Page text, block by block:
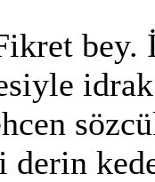
bey.
derin